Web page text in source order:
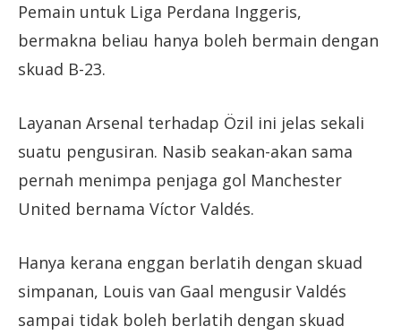
Pemain untuk Liga Perdana Inggeris,
bermakna beliau hanya boleh bermain dengan
skuad B-23.
Layanan Arsenal terhadap Özil ini jelas sekali
suatu pengusiran. Nasib seakan-akan sama
pernah menimpa penjaga gol Manchester
United bernama Víctor Valdés.
Hanya kerana enggan berlatih dengan skuad
simpanan, Louis van Gaal mengusir Valdés
sampai tidak boleh berlatih dengan skuad